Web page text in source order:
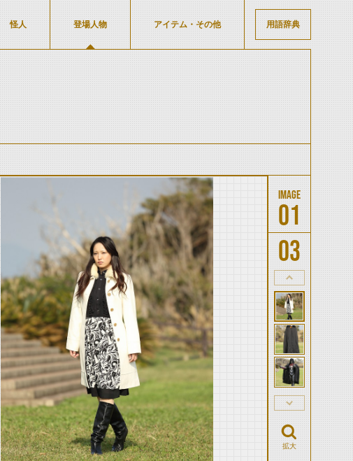
怪人 登場人物 アイテム・その他 用語辞典
01
03
拡大